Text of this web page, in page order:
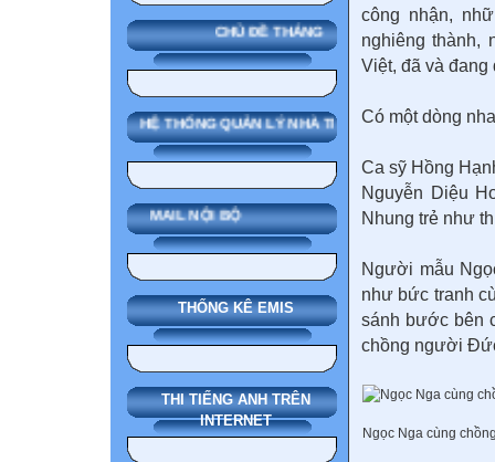
CHỦ ĐỀ THÁNG
SMAS HỆ THỐNG QUẢN LÝ NHÀ TRƯỜNG
MAIL NỘI BỘ
THỐNG KÊ EMIS
THI TIẾNG ANH TRÊN
INTERNET
công nhận,
nghiêng
Việt, đã và đang
Có một dòng
Ca sỹ Hồng
Nguyễn Diệu
Nhung trẻ như
Người mẫu
như bức tranh
sánh bước bên
chồng người
Ngọc Nga cùng